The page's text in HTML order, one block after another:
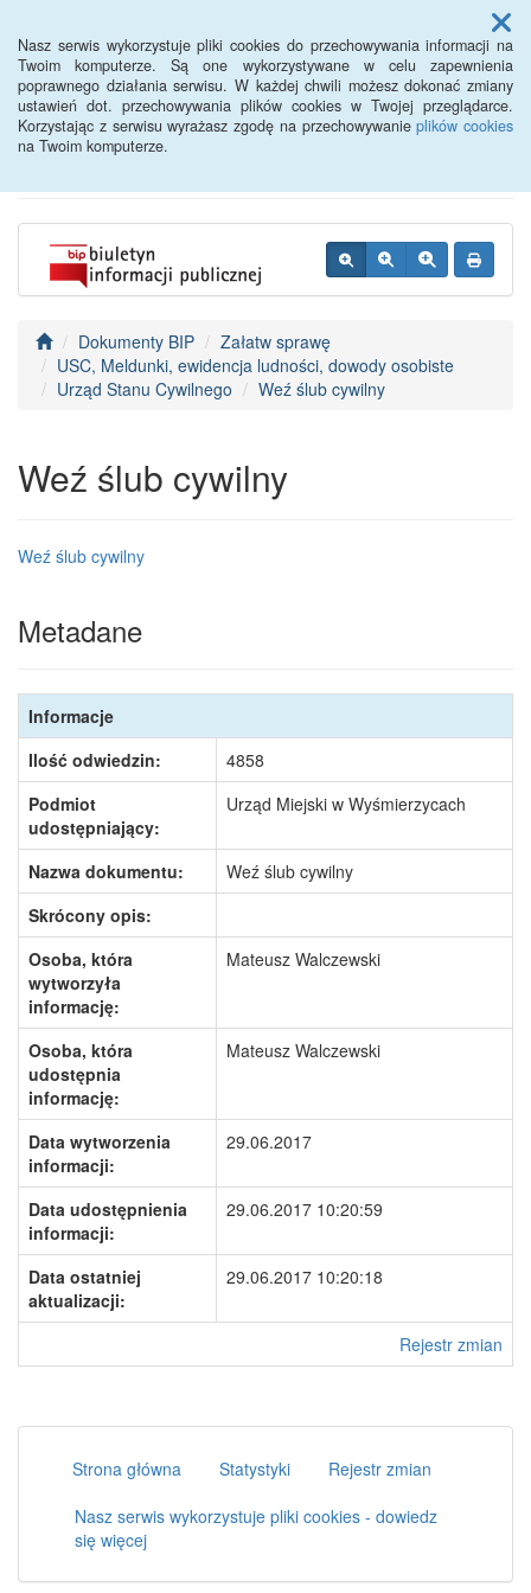
Nasz serwis wykorzystuje pliki cookies do przechowywania informacji na
Twoim komputerze. Są one wykorzystywane w celu zapewnienia
poprawnego działania serwisu. W każdej chwili możesz dokonać zmiany
ustawień dot. przechowywania plików cookies w Twojej przeglądarce.
Korzystając z serwisu wyrażasz zgodę na przechowywanieplików cookies
na Twoim komputerze.
Menu
BIP - Urząd Miejski
Wyśmierzyce
Dokumenty BIP
Załatw sprawę
USC, Meldunki, ewidencja ludności, dowody osobiste
Urząd Stanu Cywilnego
Weź ślub cywilny
Weź ślub cywilny
Weź ślub cywilny
Metadane
Informacje
Ilość odwiedzin:
4858
Podmiot
udostępniający:
Urząd Miejski w Wyśmierzycach
Nazwa dokumentu:
Weź ślub cywilny
Skrócony opis:
Osoba, która
wytworzyła
informację:
Mateusz Walczewski
Osoba, która
udostępnia
informację:
Mateusz Walczewski
Data wytworzenia
informacji:
29.06.2017
Data udostępnienia
informacji:
29.06.2017 10:20:59
Data ostatniej
aktualizacji:
29.06.2017 10:20:18
Rejestr zmian
Strona główna Statystyki
Rejestr zmian
Nasz serwis wykorzystuje pliki cookies - dowiedz
się więcej